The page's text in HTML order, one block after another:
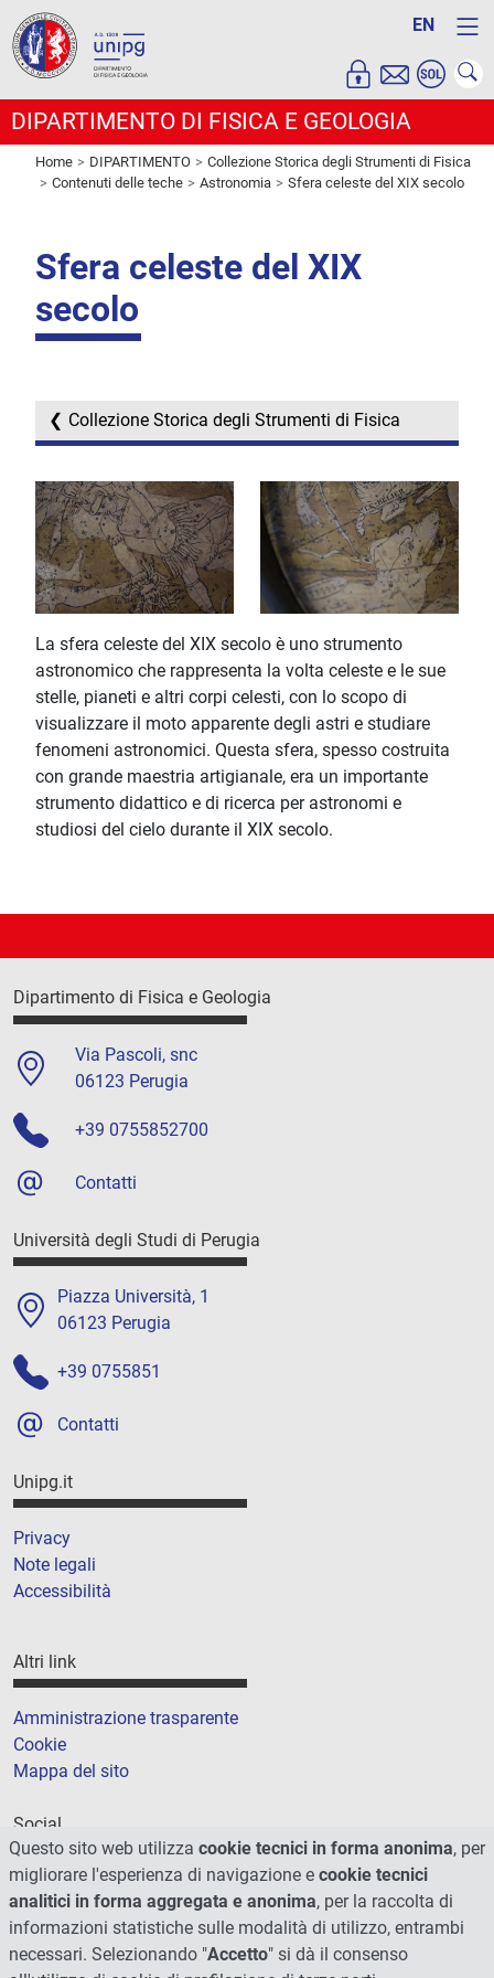
EN
DIPARTIMENTO DI FISICA E GEOLOGIA
Home DIPARTIMENTO
Collezione Storica degli Strumenti di Fisica
Contenuti delle teche
Astronomia Sfera celeste del XIX secolo
Sfera celeste del XIX
secolo
Collezione Storica degli Strumenti di Fisica
La sfera celeste del XIX secolo è uno strumento
astronomico che rappresenta la volta celeste e le sue
stelle, pianeti e altri corpi celesti, con lo scopo di
visualizzare il moto apparente degli astri e studiare
fenomeni astronomici. Questa sfera, spesso costruita
con grande maestria artigianale, era un importante
strumento didattico e di ricerca per astronomi e
studiosi del cielo durante il XIX secolo.
Dipartimento di Fisica e Geologia
Via Pascoli, snc
06123 Perugia
+39 0755852700
Contatti
Università degli Studi di Perugia
Piazza Università, 1
06123 Perugia
+39 0755851
Contatti
Unipg.it
Privacy
Note legali
Accessibilità
Altri link
Amministrazione trasparente
Cookie
Mappa del sito
Social
Questo sito web utilizza cookie tecnici in forma anonima, per
migliorare l'esperienza di navigazione e cookie tecnici
analitici in forma aggregata e anonima, per la raccolta di
informazioni statistiche sulle modalità di utilizzo, entrambi
necessari. Selezionando "Accetto" si dà il consenso